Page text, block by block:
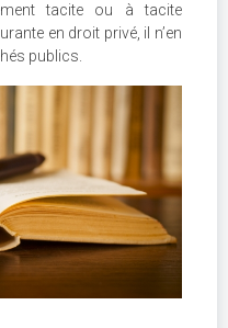
tacite ou à tacite
en droit privé, il n’en
publics.